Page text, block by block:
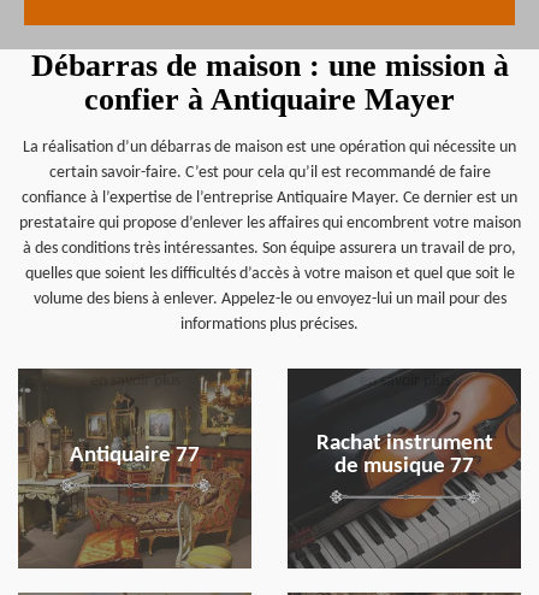
Débarras de maison : une mission à
confier à Antiquaire Mayer
La réalisation d’un débarras de maison est une opération qui nécessite un
certain savoir-faire. C’est pour cela qu’il est recommandé de faire
confiance à l’expertise de l’entreprise Antiquaire Mayer. Ce dernier est un
prestataire qui propose d’enlever les affaires qui encombrent votre maison
à des conditions très intéressantes. Son équipe assurera un travail de pro,
quelles que soient les difficultés d’accès à votre maison et quel que soit le
volume des biens à enlever. Appelez-le ou envoyez-lui un mail pour des
informations plus précises.
Antiquaire 77
en savoir plus
Rachat instrument
de musique 77
en savoir plus